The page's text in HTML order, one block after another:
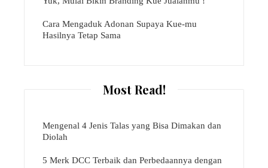
Cara Mengaduk Adonan Supaya Kue-mu
Hasilnya Tetap Sama
Most Read!
Mengenal 4 Jenis Talas yang Bisa Dimakan dan
Diolah
5 Merk DCC Terbaik dan Perbedaannya dengan